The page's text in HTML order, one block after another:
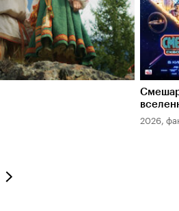
2026,